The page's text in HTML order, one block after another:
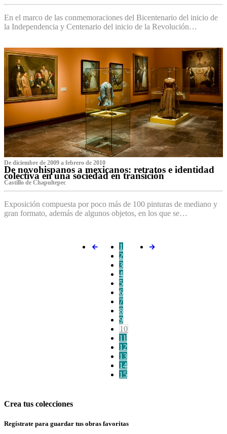
En el marco de las conmemoraciones del Bicentenario del inicio de
la Independencia y Centenario del inicio de la Revolución…
De diciembre de 2009 a febrero de 2010
De novohispanos a mexicanos: retratos e identidad
colectiva en una sociedad en transición
Castillo de Chapultepec
Exposición compuesta por poco más de 100 pinturas de mediano y
gran formato, además de algunos objetos, en los que se…
1
2
3
4
5
6
7
8
9
10
11
12
13
14
15
Crea tus colecciones
Regístrate para guardar tus obras favoritas